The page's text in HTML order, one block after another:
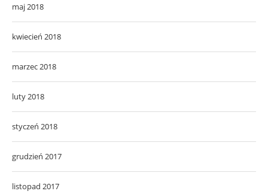
maj 2018
kwiecień 2018
marzec 2018
luty 2018
styczeń 2018
grudzień 2017
listopad 2017